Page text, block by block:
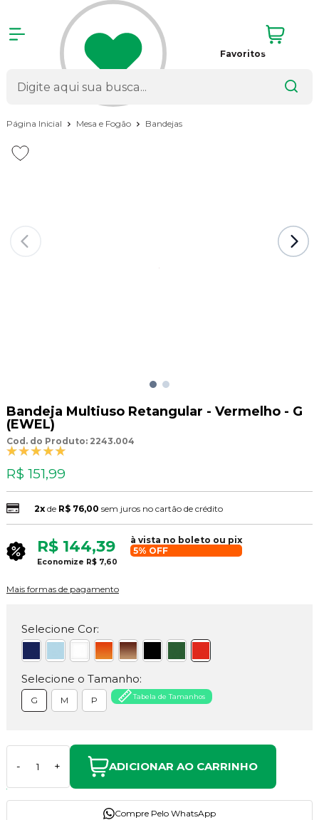
Favoritos
Página Inicial Mesa e Fogão Bandejas
Bandeja Multiuso Retangular - Vermelho - G
(EWEL)
Cod. do Produto: 2243.004
R$ 151,99
2xde R$ 76,00 sem juros no cartão de crédito
R$ 144,39
à vista no boleto ou pix
5% OFF
Economize R$ 7,60
Mais formas de pagamento
Selecione Cor:
Selecione o Tamanho:
G M P Tabela de Tamanhos
- + ADICIONAR AO CARRINHO
Compre Pelo WhatsApp